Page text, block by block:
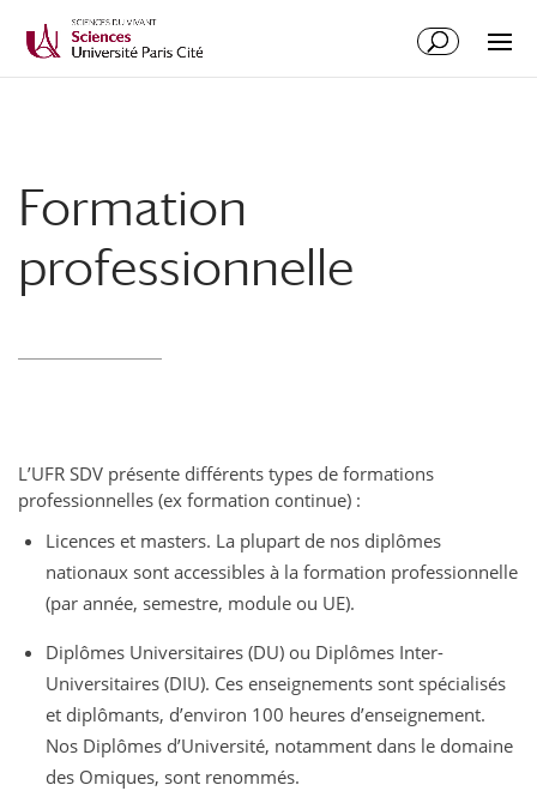
Formation
professionnelle
L’UFR SDV présente différents types de formations
professionnelles (ex formation continue) :
Licences et masters. La plupart de nos diplômes
nationaux sont accessibles à la formation professionnelle
(par année, semestre, module ou UE).
Diplômes Universitaires (DU) ou Diplômes Inter-
Universitaires (DIU). Ces enseignements sont spécialisés
et diplômants, d’environ 100 heures d’enseignement.
Nos Diplômes d’Université, notamment dans le domaine
des Omiques, sont renommés.